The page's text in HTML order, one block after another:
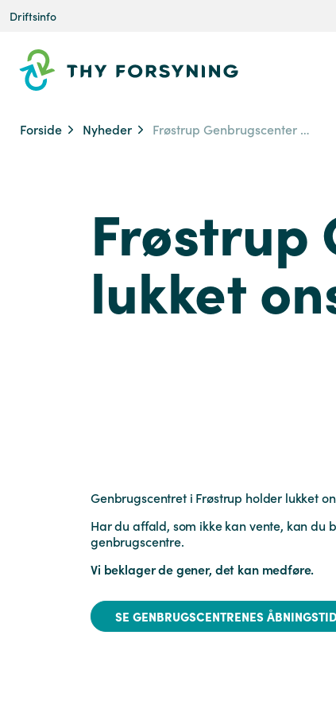
Driftsinfo
Forside Nyheder Frøstrup Genbrugscenter holder lukket onsdag den 8. juli
Frøstrup
lukket
Genbrugscentret i Frøstrup holder lukket
Har du affald, som ikke kan vente, kan du
genbrugscentre.
Vi beklager de gener, det kan medføre.
SE GENBRUGSCENTRENES